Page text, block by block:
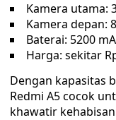
Kamera utama:
Kamera depan:
Baterai: 5200
Harga: sekitar
Dengan kapasitas
Redmi A5 cocok
khawatir